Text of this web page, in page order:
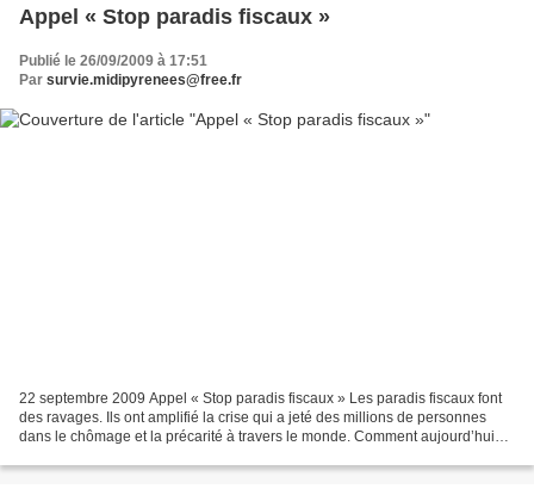
Appel « Stop paradis fiscaux »
Publié le 26/09/2009 à 17:51
Par survie.midipyrenees@free.fr
22 septembre 2009 Appel « Stop paradis fiscaux » Les paradis fiscaux font
des ravages. Ils ont amplifié la crise qui a jeté des millions de personnes
dans le chômage et la précarité à travers le monde. Comment aujourd’hui